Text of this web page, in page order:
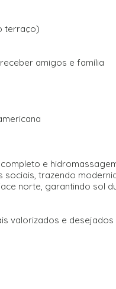
terraço)
amigos e família
e
trazendo
norte, garantindo sol
valorizados e